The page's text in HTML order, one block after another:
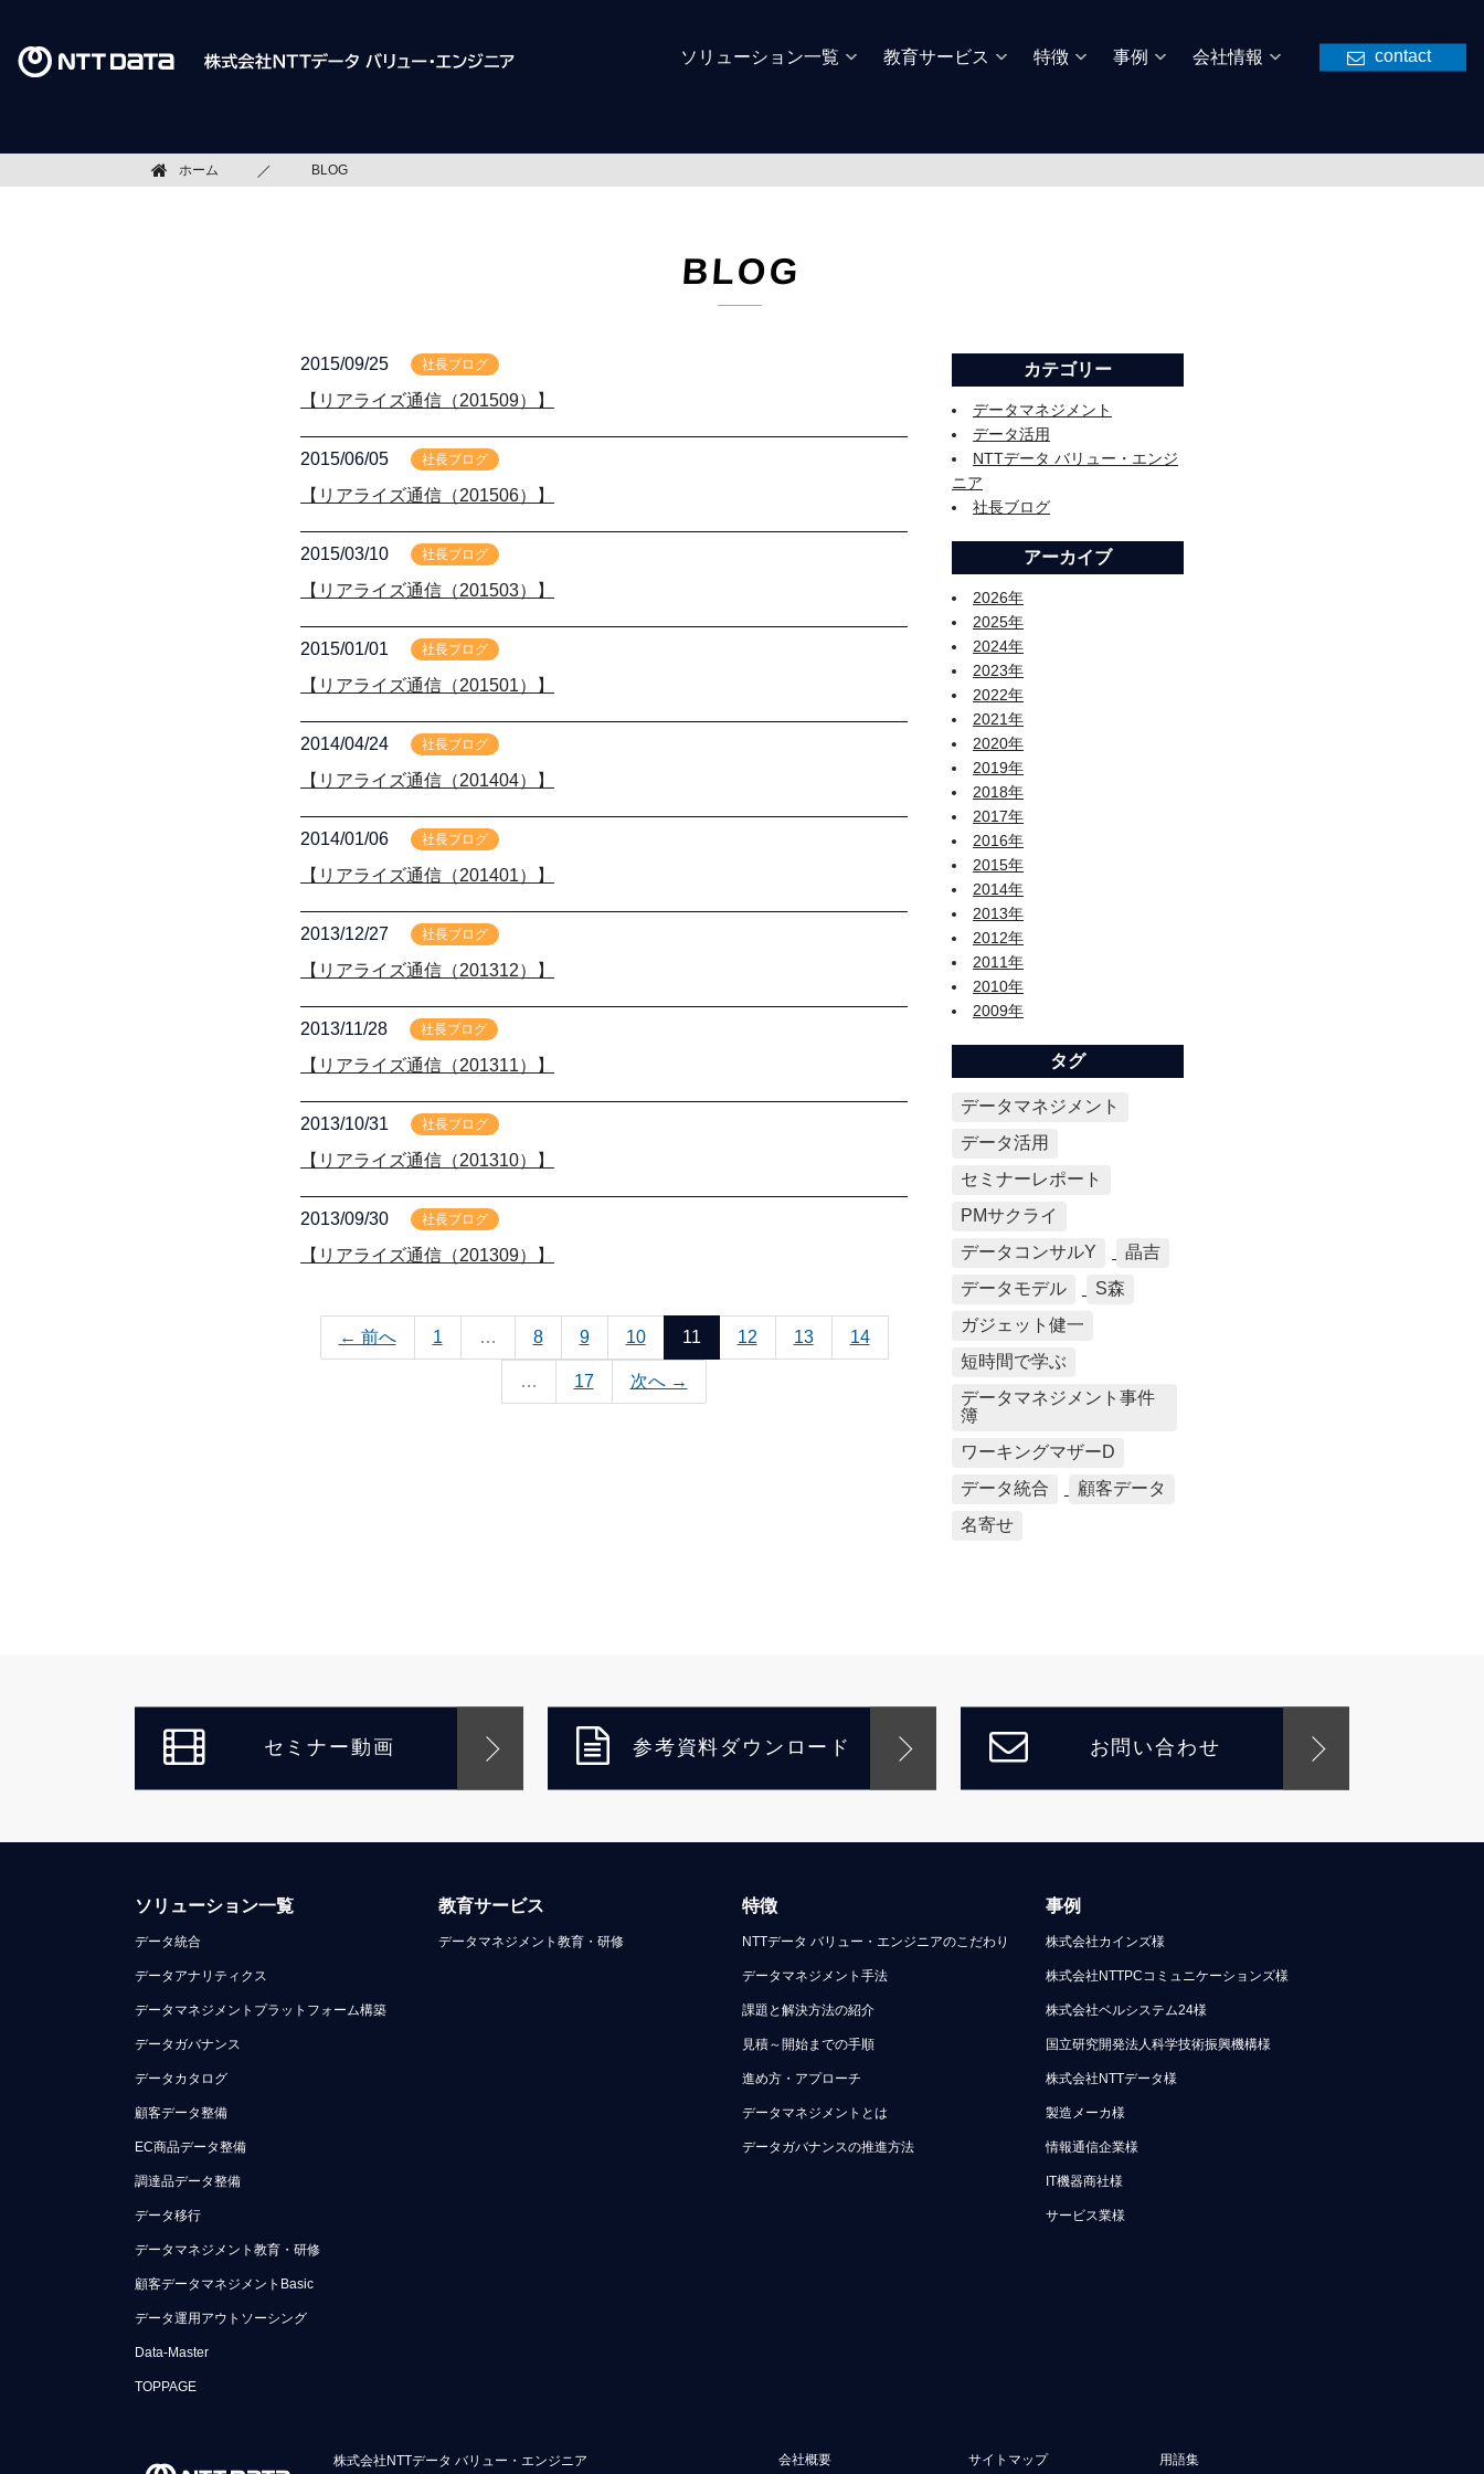
ソリューション一覧 教育サービス 特徴 事例 会社情報 contact
ホーム BLOG
BLOG
2015/09/25 社長ブログ
【リアライズ通信（201509）】
2015/06/05 社長ブログ
【リアライズ通信（201506）】
2015/03/10 社長ブログ
【リアライズ通信（201503）】
2015/01/01 社長ブログ
【リアライズ通信（201501）】
2014/04/24 社長ブログ
【リアライズ通信（201404）】
2014/01/06 社長ブログ
【リアライズ通信（201401）】
2013/12/27 社長ブログ
【リアライズ通信（201312）】
2013/11/28 社長ブログ
【リアライズ通信（201311）】
2013/10/31 社長ブログ
【リアライズ通信（201310）】
2013/09/30 社長ブログ
【リアライズ通信（201309）】
← 前へ 1 … 8 9 10 11 12 13 14
… 17 次へ →
カテゴリー
データマネジメント
データ活用
NTTデータ バリュー・エンジ
ニア
社長ブログ
アーカイブ
2026年
2025年
2024年
2023年
2022年
2021年
2020年
2019年
2018年
2017年
2016年
2015年
2014年
2013年
2012年
2011年
2010年
2009年
タグ
データマネジメント
データ活用
セミナーレポート
PMサクライ
データコンサルY
晶吉
データモデル
S森
ガジェット健一
短時間で学ぶ
データマネジメント事件
簿
ワーキングマザーD
データ統合
顧客データ
名寄せ
セミナー動画 参考資料ダウンロード お問い合わせ
ソリューション一覧
データ統合
データアナリティクス
データマネジメントプラットフォーム構築
データガバナンス
データカタログ
顧客データ整備
EC商品データ整備
調達品データ整備
データ移行
データマネジメント教育・研修
顧客データマネジメントBasic
データ運用アウトソーシング
Data-Master
TOPPAGE
教育サービス
データマネジメント教育・研修
特徴
NTTデータ バリュー・エンジニアのこだわり
データマネジメント手法
課題と解決方法の紹介
見積～開始までの手順
進め方・アプローチ
データマネジメントとは
データガバナンスの推進方法
事例
株式会社カインズ様
株式会社NTTPCコミュニケーションズ様
株式会社ベルシステム24様
国立研究開発法人科学技術振興機構様
株式会社NTTデータ様
製造メーカ様
情報通信企業様
IT機器商社様
サービス業様
会社概要 サイトマップ 用語集
株式会社NTTデータ バリュー・エンジニア